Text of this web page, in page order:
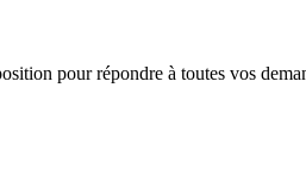
pour répondre à toutes vos